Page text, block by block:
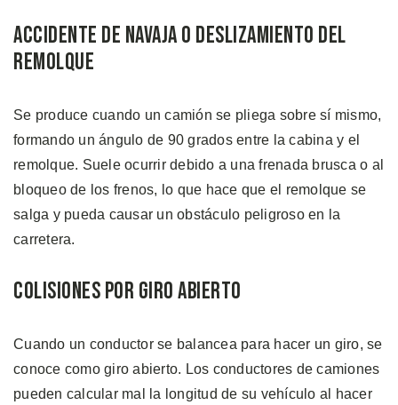
Accidente de Navaja o Deslizamiento del
Remolque
Se produce cuando un camión se pliega sobre sí mismo,
formando un ángulo de 90 grados entre la cabina y el
remolque. Suele ocurrir debido a una frenada brusca o al
bloqueo de los frenos, lo que hace que el remolque se
salga y pueda causar un obstáculo peligroso en la
carretera.
Colisiones por Giro Abierto
Cuando un conductor se balancea para hacer un giro, se
conoce como giro abierto. Los conductores de camiones
pueden calcular mal la longitud de su vehículo al hacer